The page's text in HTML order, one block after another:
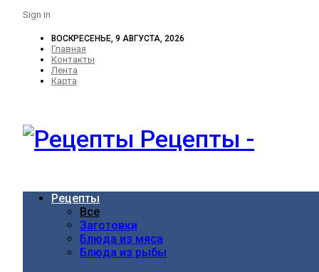
Sign in
ВОСКРЕСЕНЬЕ, 9 АВГУСТА, 2026
Главная
Контакты
Лента
Карта
Рецепты -
Рецепты
Все
Заготовки
Блюда из мяса
Блюда из рыбы